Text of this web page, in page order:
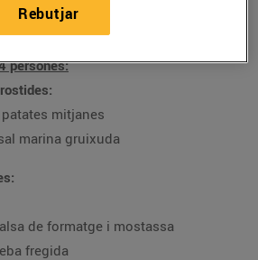
persones:
mitjanes
marina gruixuda
de formatge i mostassa
fregida
Rebutjar